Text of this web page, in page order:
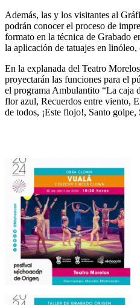
Además, las y los visitantes al
podrán conocer el proceso de
formato en la técnica de Grabado
la aplicación de tatuajes en
En la explanada del Teatro
proyectarán las funciones para el
el programa Ambulantito “La caja
flor azul, Recuerdos entre viento,
de todos, ¡Este flojo!, Santo